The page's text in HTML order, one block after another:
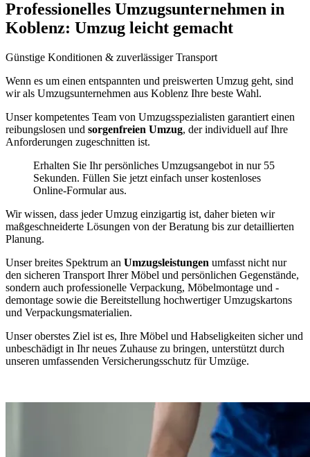
Professionelles Umzugsunternehmen in
Koblenz: Umzug leicht gemacht
Günstige Konditionen & zuverlässiger Transport
Wenn es um einen entspannten und preiswerten Umzug geht, sind
wir als Umzugsunternehmen aus Koblenz Ihre beste Wahl.
Unser kompetentes Team von Umzugsspezialisten garantiert einen
reibungslosen und sorgenfreien Umzug, der individuell auf Ihre
Anforderungen zugeschnitten ist.
Erhalten Sie Ihr persönliches Umzugsangebot in nur 55
Sekunden. Füllen Sie jetzt einfach unser kostenloses
Online-Formular aus.
Wir wissen, dass jeder Umzug einzigartig ist, daher bieten wir
maßgeschneiderte Lösungen von der Beratung bis zur detaillierten
Planung.
Unser breites Spektrum an Umzugsleistungen umfasst nicht nur
den sicheren Transport Ihrer Möbel und persönlichen Gegenstände,
sondern auch professionelle Verpackung, Möbelmontage und -
demontage sowie die Bereitstellung hochwertiger Umzugskartons
und Verpackungsmaterialien.
Unser oberstes Ziel ist es, Ihre Möbel und Habseligkeiten sicher und
unbeschädigt in Ihr neues Zuhause zu bringen, unterstützt durch
unseren umfassenden Versicherungsschutz für Umzüge.